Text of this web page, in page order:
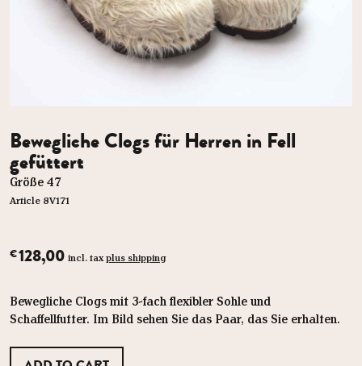
Bewegliche Clogs für Herren in Fell
gefüttert
Größe 47
Article 8V171
€128,00 incl. taxplus shipping
Bewegliche Clogs mit 3-fach flexibler Sohle und
Schaffellfutter. Im Bild sehen Sie das Paar, das Sie erhalten.